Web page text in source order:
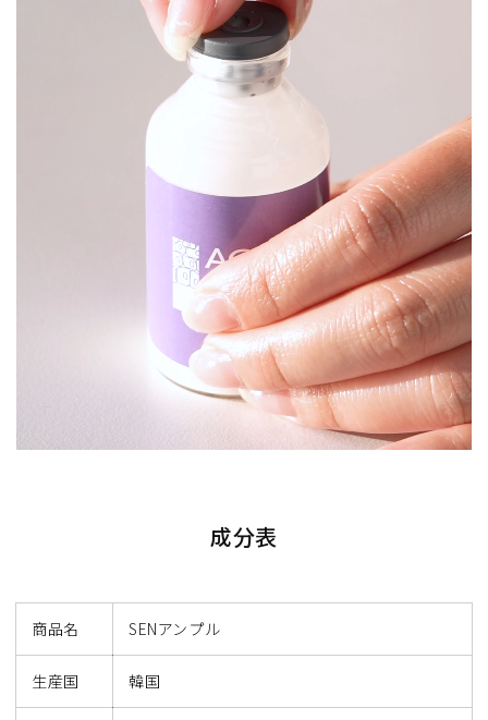
成分表
商品名 SENアンプル
生産国 韓国